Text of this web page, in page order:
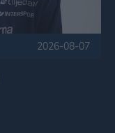
2026-08-07